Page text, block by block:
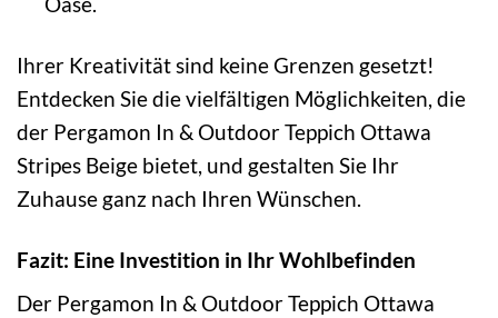
Ihrer Kreativität sind keine Grenzen gesetzt!
Entdecken Sie die vielfältigen Möglichkeiten, die
der Pergamon In & Outdoor Teppich Ottawa
Stripes Beige bietet, und gestalten Sie Ihr
Zuhause ganz nach Ihren Wünschen.
Fazit: Eine Investition in Ihr Wohlbefinden
Der Pergamon In & Outdoor Teppich Ottawa